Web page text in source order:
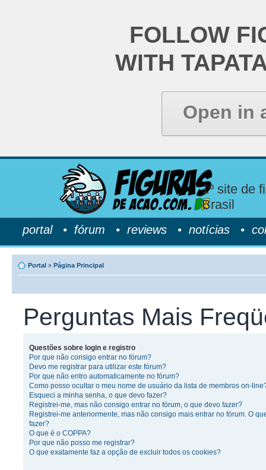
FOLLOW
WITH
Open in
1º site de
Brasil
portal• fórum • reviews • notícias •
Portal » Página Principal
Perguntas Mais
Questões sobre login e registro
Por que não consigo entrar no fórum?
Devo me registrar para utilizar este fórum?
Por que não entro automaticamente no fórum?
Como posso ocultar o meu nome de usuário da lista de membros on-
Esqueci a minha senha, o que devo fazer?
Registrei-me, mas não consigo entrar no fórum, o que devo fazer?
Registrei-me anteriormente, mas não consigo mais entrar no fórum. O
fazer?
O que é o COPPA?
Por que não posso me registrar?
O que exatamente faz a opção de excluir todos os cookies?